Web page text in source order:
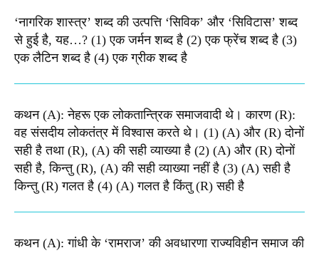
‘नागरिक शास्त्र’ शब्द की उत्पत्ति ‘सिविक’ और ‘सिविटास’ शब्द
से हुई है, यह…? (1) एक जर्मन शब्द है (2) एक फ्रेंच शब्द है (3)
एक लैटिन शब्द है (4) एक ग्रीक शब्द है
कथन (A): नेहरू एक लोकतान्त्रिक समाजवादी थे। कारण (R):
वह संसदीय लोकतंत्र में विश्वास करते थे। (1) (A) और (R) दोनों
सही है तथा (R), (A) की सही व्याख्या है (2) (A) और (R) दोनों
सही है, किन्तु (R), (A) की सही व्याख्या नहीं है (3) (A) सही है
किन्तु (R) गलत है (4) (A) गलत है किंतु (R) सही है
कथन (A): गांधी के ‘रामराज’ की अवधारणा राज्यविहीन समाज की